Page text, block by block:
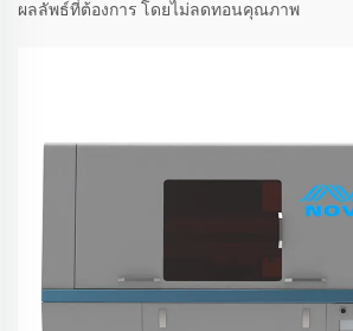
ผลลัพธ์ที่ต้องการ โดยไม่ลดทอนคุณภาพ